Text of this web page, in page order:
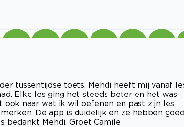
tussentijdse toets. Mehdi heeft mij vanaf
Elke les ging het steeds beter en het was
naar wat ik wil oefenen en past zijn les
De app is duidelijk en ze hebben
bedankt Mehdi. Groet Camile